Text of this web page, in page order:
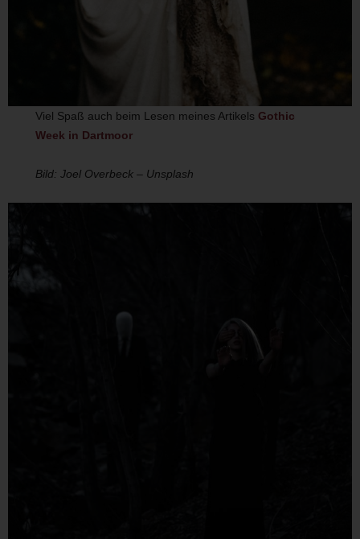
Viel Spaß auch beim Lesen meines Artikels Gothic
Week in Dartmoor
Bild: Joel Overbeck – Unsplash